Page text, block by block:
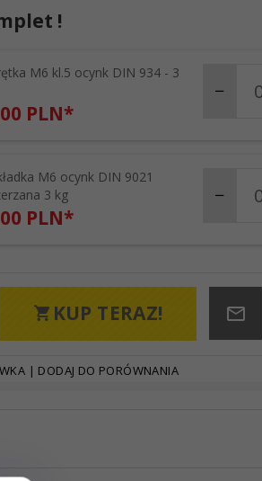
!
M6 kl.5 ocynk DIN 934 - 3
00 PLN*
M6 ocynk DIN 9021
3 kg
00 PLN*
KUP TERAZ!
| DODAJ DO PORÓWNANIA